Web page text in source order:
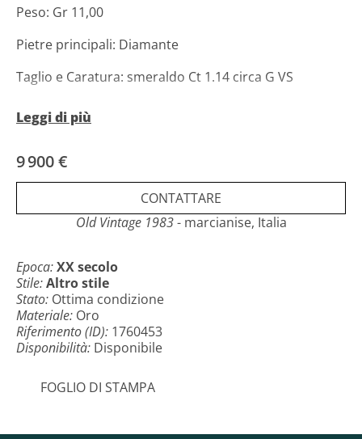
Peso: Gr 11,00
Pietre principali: Diamante
Taglio e Caratura: smeraldo Ct 1.14 circa G VS
Altre pietre: Diamanti
Leggi di più
9 900 €
CONTATTARE
Old Vintage 1983- marcianise, Italia
Epoca:XX secolo
Stile:Altro stile
Stato: Ottima condizione
Materiale: Oro
Riferimento (ID): 1760453
Disponibilità: Disponibile
FOGLIO DI STAMPA